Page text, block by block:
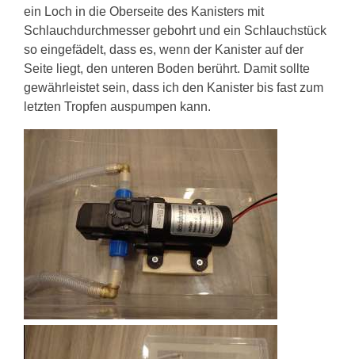
ein Loch in die Oberseite des Kanisters mit
Schlauchdurchmesser gebohrt und ein Schlauchstück
so eingefädelt, dass es, wenn der Kanister auf der
Seite liegt, den unteren Boden berührt. Damit sollte
gewährleistet sein, dass ich den Kanister bis fast zum
letzten Tropfen auspumpen kann.